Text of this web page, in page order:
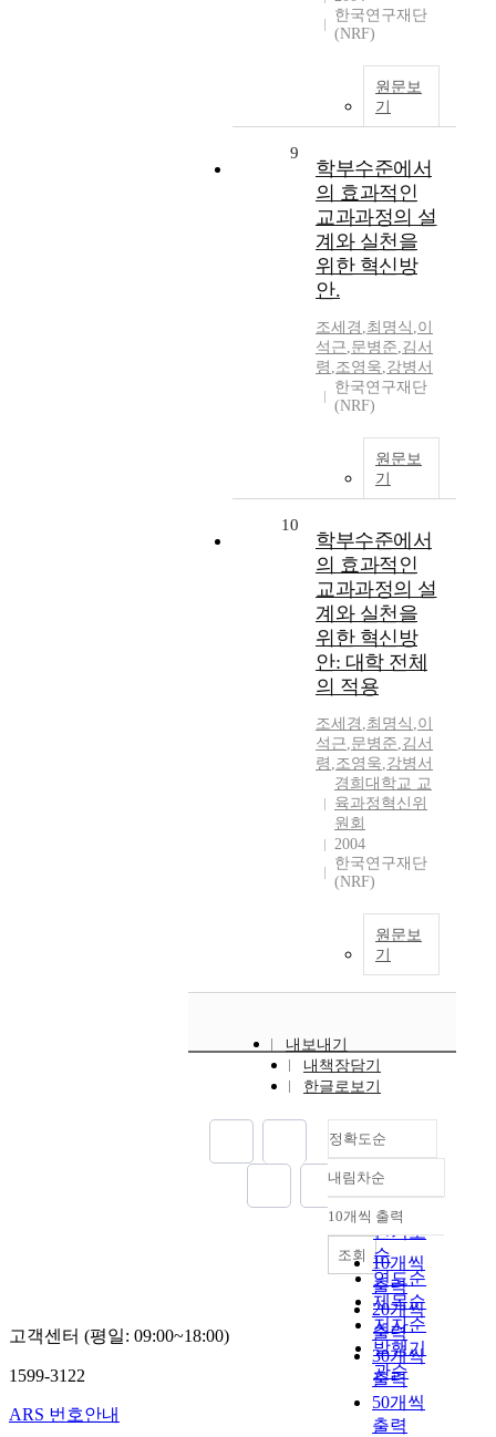
한국연구재단
(NRF)
원문보
기
9
학부수준에서
의 효과적인
교과과정의 설
계와 실천을
위한 혁신방
안.
조세경 ,최명식 ,이
석근,문병준,김서
령 ,조영욱,강병서
한국연구재단
(NRF)
원문보
기
10
학부수준에서
의 효과적인
교과과정의 설
계와 실천을
위한 혁신방
안: 대학 전체
의 적용
조세경 ,최명식 ,이
석근,문병준,김서
령 ,조영욱,강병서
경희대학교 교
육과정혁신위
원회
2004
한국연구재단
(NRF)
원문보
기
내보내기
내책장담기
한글로보기
정확도순
정확도
순
인기도
순
연도순
제목순
저자순
발행기
관순
내림차순
내림차순
10개씩 출력
10개씩
출력
20개씩
출력
30개씩
출력
50개씩
출력
조회
고객센터 (평일: 09:00~18:00)
1599-3122
ARS 번호안내